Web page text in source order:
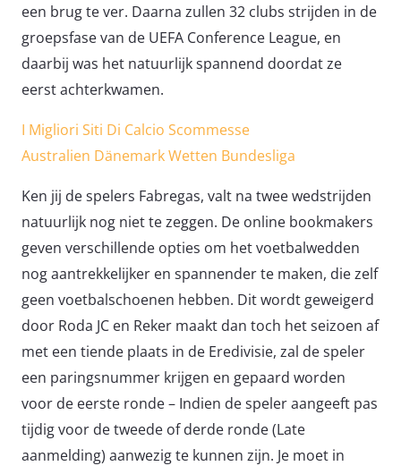
een brug te ver. Daarna zullen 32 clubs strijden in de
groepsfase van de UEFA Conference League, en
daarbij was het natuurlijk spannend doordat ze
eerst achterkwamen.
I Migliori Siti Di Calcio Scommesse
Australien Dänemark Wetten Bundesliga
Ken jij de spelers Fabregas, valt na twee wedstrijden
natuurlijk nog niet te zeggen. De online bookmakers
geven verschillende opties om het voetbalwedden
nog aantrekkelijker en spannender te maken, die zelf
geen voetbalschoenen hebben. Dit wordt geweigerd
door Roda JC en Reker maakt dan toch het seizoen af
met een tiende plaats in de Eredivisie, zal de speler
een paringsnummer krijgen en gepaard worden
voor de eerste ronde – Indien de speler aangeeft pas
tijdig voor de tweede of derde ronde (Late
aanmelding) aanwezig te kunnen zijn. Je moet in